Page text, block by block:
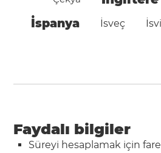
İspanya İsveç
Faydalı bilgiler
Süreyi hesaplamak için